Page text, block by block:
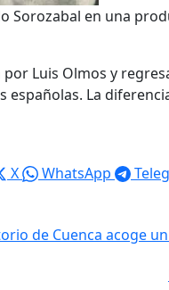
Sorozabal en una
Luis Olmos y
españolas. La
X WhatsApp
de Cuenca acoge